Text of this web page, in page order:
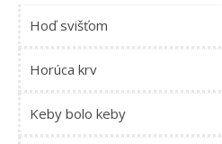
Hoď svišťom
Horúca krv
Keby bolo keby